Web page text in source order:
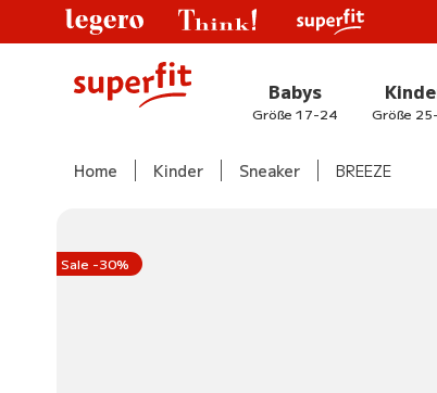
Babys
Größe 17-24 Größe
Home Kinder Sneaker BREEZE
Sale -30%